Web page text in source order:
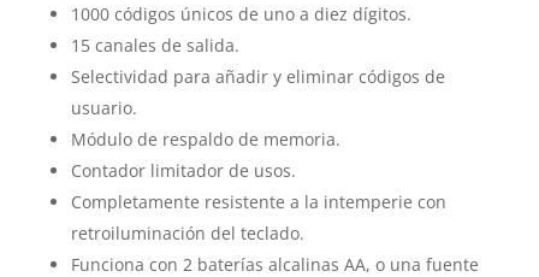
1000 códigos únicos de uno a diez dígitos.
15 canales de salida.
Selectividad para añadir y eliminar códigos de
usuario.
Módulo de respaldo de memoria.
Contador limitador de usos.
Completamente resistente a la intemperie con
retroiluminación del teclado.
Funciona con 2 baterías alcalinas AA, o una fuente